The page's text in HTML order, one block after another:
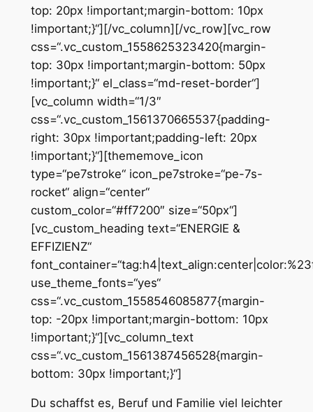
top: 20px !important;margin-bottom: 10px
!important;}“][/vc_column][/vc_row][vc_row
css=“.vc_custom_1558625323420{margin-
top: 30px !important;margin-bottom: 50px
!important;}“ el_class=“md-reset-border“]
[vc_column width=“1/3″
css=“.vc_custom_1561370665537{padding-
right: 30px !important;padding-left: 20px
!important;}“][thememove_icon
type=“pe7stroke“ icon_pe7stroke=“pe-7s-
rocket“ align=“center“
custom_color=“#ff7200″ size=“50px“]
[vc_custom_heading text=“ENERGIE &
EFFIZIENZ“
use_theme_fonts=“yes“
css=“.vc_custom_1558546085877{margin-
top: -20px !important;margin-bottom: 10px
!important;}“][vc_column_text
css=“.vc_custom_1561387456528{margin-
bottom: 30px !important;}“]
Du schaffst es, Beruf und Familie viel leichter